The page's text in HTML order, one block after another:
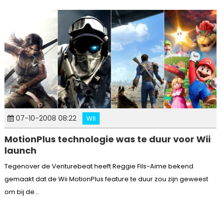
07-10-2008 08:22 WII
MotionPlus technologie was te duur voor Wii
launch
Tegenover de Venturebeat heeft Reggie Fils-Aime bekend
gemaakt dat de Wii MotionPlus feature te duur zou zijn geweest
om bij de...